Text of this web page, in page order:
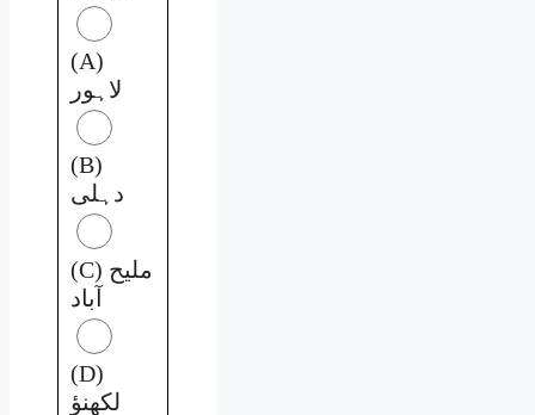
(A)
لاہور
(B)
دہلی
(C) ملیح
آباد
(D)
لکھنؤ